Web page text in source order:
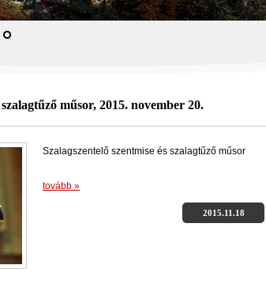
műsor, 2015. november 20.
Szalagszentelő szentmise és szalagtűző műsor
tovább »
2015.11.18